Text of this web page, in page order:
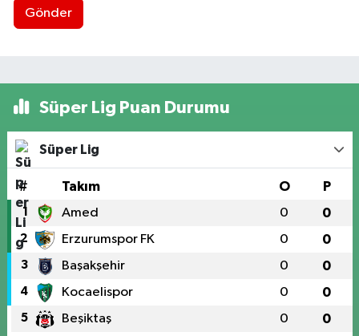
Gönder
Süper Lig Puan Durumu
Süper Lig
# Takım O P
1 Amed 0 0
2 Erzurumspor FK 0 0
3 Başakşehir 0 0
4 Kocaelispor 0 0
5 Beşiktaş 0 0